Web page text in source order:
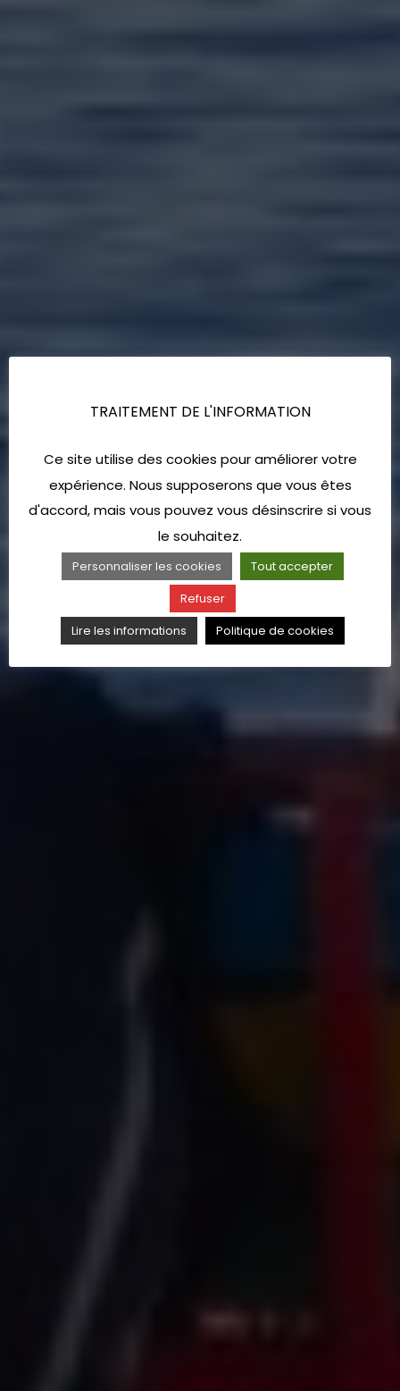
TRAITEMENT DE L'INFORMATION
Ce site utilise des cookies pour améliorer votre
expérience. Nous supposerons que vous êtes
d'accord, mais vous pouvez vous désinscrire si vous
le souhaitez.
Personnaliser les cookies
Tout accepter
Refuser
Lire les informations
Politique de cookies